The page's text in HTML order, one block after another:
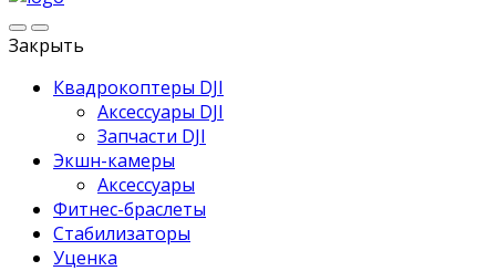
Закрыть
Квадрокоптеры DJI
Аксессуары DJI
Запчасти DJI
Экшн-камеры
Аксессуары
Фитнес-браслеты
Стабилизаторы
Уценка